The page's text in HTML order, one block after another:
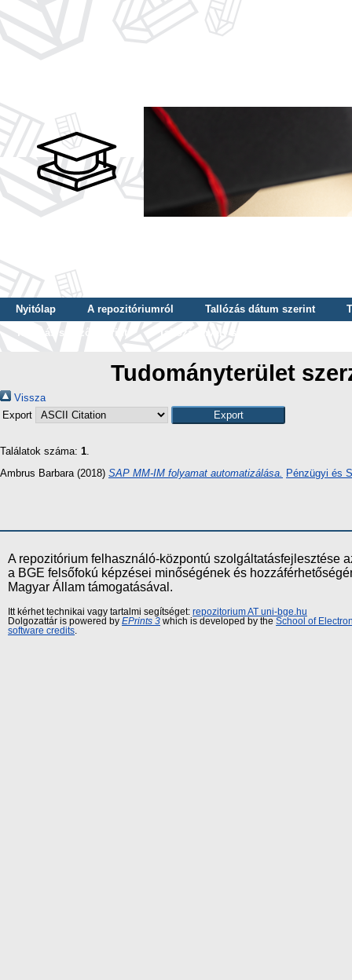
Nyitólap A repozitóriumról Tallózás dátum szerint
Tallózás szerző szerint
Tallózás nyelv szerint
Tudományterület
Vissza
Export
Találatok száma: 1.
Ambrus Barbara (2018) SAP MM-IM folyamat automatizálása. Pénzügyi és
A repozitórium felhasználó-központú szolgáltatásfejlesztése
a BGE felsőfokú képzései minőségének és
Magyar Állam támogatásával.
Itt kérhet technikai vagy tartalmi segítséget: repozitorium AT uni-bge.hu
Dolgozattár is powered by EPrints 3 which is developed by the School of
software credits